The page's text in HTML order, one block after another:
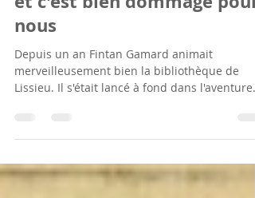
Fintan Gamard quitte
et c'est bien dommage pour
nous
Depuis un an Fintan Gamard animait
avec...